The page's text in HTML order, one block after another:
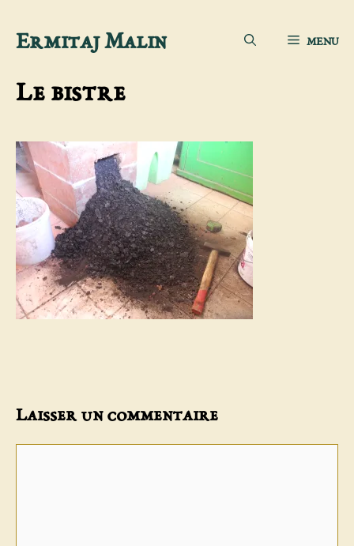
Aller
contenu
Ermitaj Malin MENU
Le bistre
Laisser un commentaire